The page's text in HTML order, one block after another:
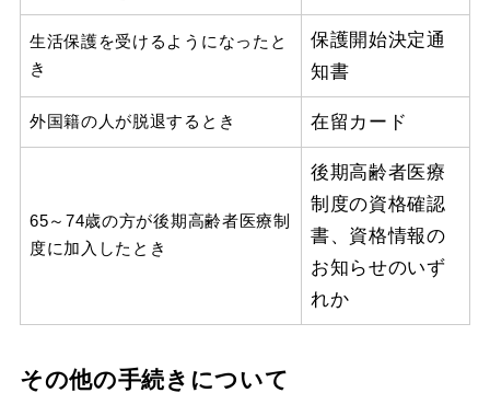
生活保護を受けるようになったと
き
保護開始決定通
知書
外国籍の人が脱退するとき 在留カード
65～74歳の方が後期高齢者医療制
度に加入したとき
後期高齢者医療
制度の資格確認
書、資格情報の
お知らせのいず
れか
その他の手続きについて